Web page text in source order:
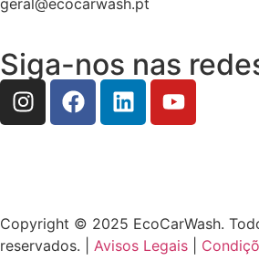
geral@ecocarwash.pt
Siga-nos nas
Copyright © 2025 EcoCarWash.
reservados. | Avisos Legais